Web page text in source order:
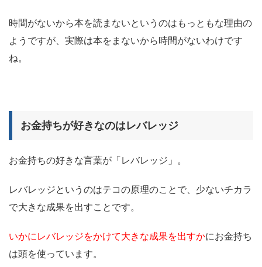
時間がないから本を読まないというのはもっともな理由の
ようですが、実際は本をまないから時間がないわけです
ね。
お金持ちが好きなのはレバレッジ
お金持ちの好きな言葉が「レバレッジ」。
レバレッジというのはテコの原理のことで、少ないチカラ
で大きな成果を出すことです。
いかにレバレッジをかけて大きな成果を出すかにお金持ち
は頭を使っています。